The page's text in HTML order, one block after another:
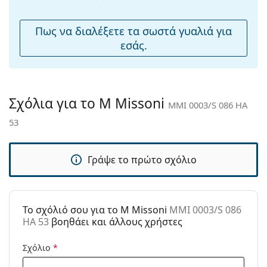
Αξεσουάρ
θήκη:
Άλλα
Τύπος:
M Missoni
Χρήση:
Μόδα
Προϊόντος /
MMI 0003/S 086 HA 53
Πως να διαλέξετε τα σωστά γυαλιά για
εσάς.
Σχόλια για το M Missoni MMI 0003/S 086 HA
53
Γράψε το πρώτο σχόλιο
To σχόλιό σου για το M Missoni MMI 0003/S 086
HA 53 βοηθάει και άλλους χρήστες
Σχόλιο *